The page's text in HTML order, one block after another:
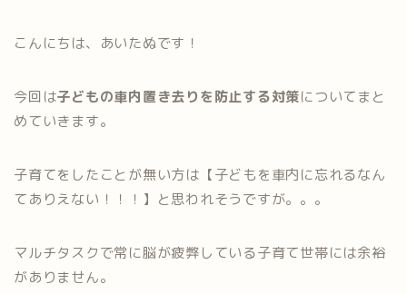
こんにちは、あいたぬです！
今回は子どもの車内置き去りを防止する対策についてまと
めていきます。
子育てをしたことが無い方は【子どもを車内に忘れるなん
てありえない！！！】と思われそうですが。。。
マルチタスクで常に脳が疲弊している子育て世帯には余裕
がありません。